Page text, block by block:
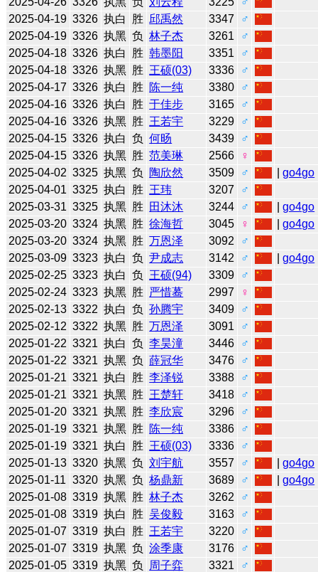
2025-04-19 3326 执白 胜 邱禹然 3347
♂
2025-04-19 3326 执黑 负 林子杰 3261
♂
2025-04-18 3326 执白 胜 韩墨阳 3351
♂
2025-04-18 3326 执黑 胜 王硕(03) 3336
♂
2025-04-17 3326 执白 胜 陈一纯 3380
♂
2025-04-16 3326 执白 胜 于佳步 3165
♂
2025-04-16 3326 执黑 胜 王若宇 3229
♂
2025-04-15 3326 执白 负 何旸 3439
♂
2025-04-15 3326 执黑 胜 范美琳 2566
♀
2025-04-02 3325 执黑 负 陶欣然 3509 ♂ |go4go
2025-04-01 3325 执白 胜 王玮 3207
♂
2025-03-31 3325 执黑 胜 田沐沐 3244 ♂ |go4go
2025-03-20 3324 执黑 胜 徐海哲 3045 ♀ |go4go
2025-03-20 3324 执黑 胜 万恩泽 3092
♂
2025-03-09 3323 执白 负 尹成志 3142 ♂ |go4go
2025-02-25 3323 执白 负 王硕(94) 3309
♂
2025-02-24 3323 执黑 胜 严惜蓦 2997
♀
2025-02-13 3322 执白 负 孙腾宇 3409
♂
2025-02-12 3322 执黑 胜 万恩泽 3091
♂
2025-01-22 3321 执白 负 李昊潼 3446
♂
2025-01-22 3321 执黑 负 薛冠华 3476
♂
2025-01-21 3321 执白 胜 李泽锐 3388
♂
2025-01-21 3321 执黑 胜 王楚轩 3418
♂
2025-01-20 3321 执黑 胜 李欣宸 3296
♂
2025-01-19 3321 执黑 胜 陈一纯 3386
♂
2025-01-19 3321 执白 胜 王硕(03) 3336
♂
2025-01-13 3320 执黑 负 刘宇航 3557 ♂ |go4go
2025-01-11 3320 执黑 负 杨鼎新 3689 ♂ |go4go
2025-01-08 3319 执黑 胜 林子杰 3262
♂
2025-01-08 3319 执白 胜 吴俊毅 3163
♂
2025-01-07 3319 执白 胜 王若宇 3220
♂
2025-01-07 3319 执黑 负 涂季康 3176
♂
2025-01-05 3319 执黑 负 周子弈 3321
♂